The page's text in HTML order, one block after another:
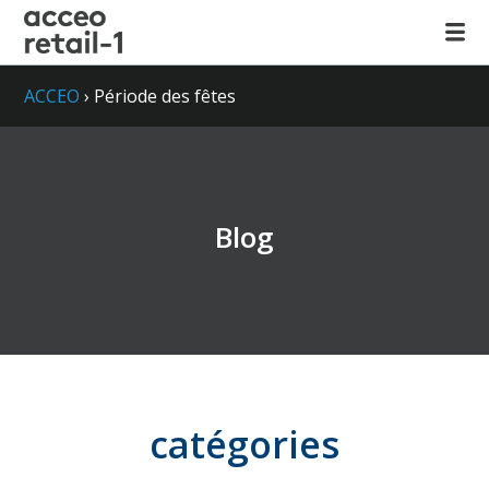
ACCEO › Période des fêtes
Blog
catégories